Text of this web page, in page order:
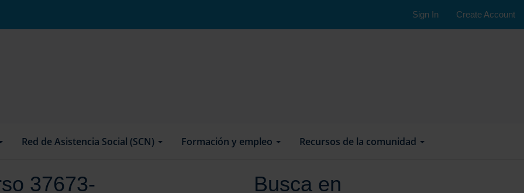
Red de Asistencia Social (SCN) Formación y empleo Recursos de la comunidad
37673-
Busca en
Sign In Create Account